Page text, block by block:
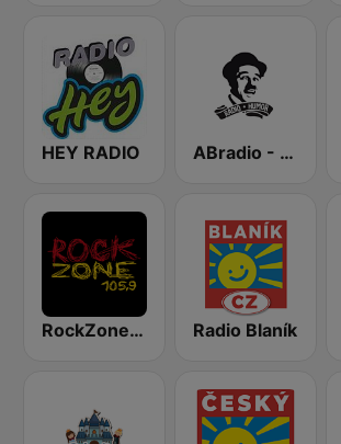
HEY RADIO ABradio - Humor
RockZone 105.9 FM Radio Blaník